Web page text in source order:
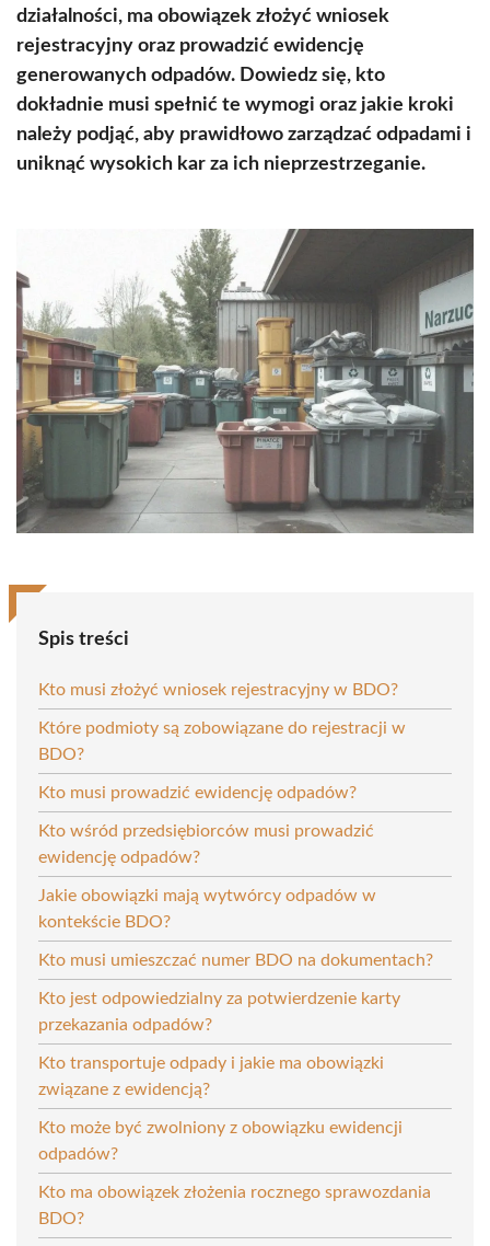
działalności, ma obowiązek złożyć wniosek
rejestracyjny oraz prowadzić ewidencję
generowanych odpadów. Dowiedz się, kto
dokładnie musi spełnić te wymogi oraz jakie kroki
należy podjąć, aby prawidłowo zarządzać odpadami i
uniknąć wysokich kar za ich nieprzestrzeganie.
Spis treści
Kto musi złożyć wniosek rejestracyjny w BDO?
Które podmioty są zobowiązane do rejestracji w
BDO?
Kto musi prowadzić ewidencję odpadów?
Kto wśród przedsiębiorców musi prowadzić
ewidencję odpadów?
Jakie obowiązki mają wytwórcy odpadów w
kontekście BDO?
Kto musi umieszczać numer BDO na dokumentach?
Kto jest odpowiedzialny za potwierdzenie karty
przekazania odpadów?
Kto transportuje odpady i jakie ma obowiązki
związane z ewidencją?
Kto może być zwolniony z obowiązku ewidencji
odpadów?
Kto ma obowiązek złożenia rocznego sprawozdania
BDO?